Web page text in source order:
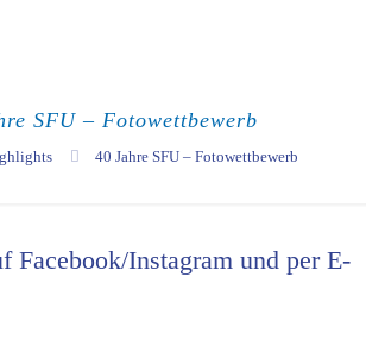
SFU – Fotowettbewerb
40 Jahre SFU – Fotowettbewerb
Facebook/Instagram und per E-